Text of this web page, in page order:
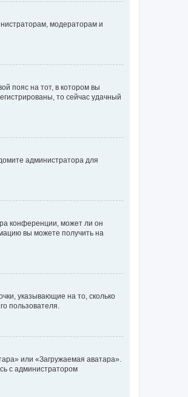
модераторам и
пояс на тот, в котором вы
то сейчас удачный
администратора для
конференции, может ли он
вы можете получить на
указывающие на то, сколько
пользователя.
или «Загружаемая аватара».
с администратором